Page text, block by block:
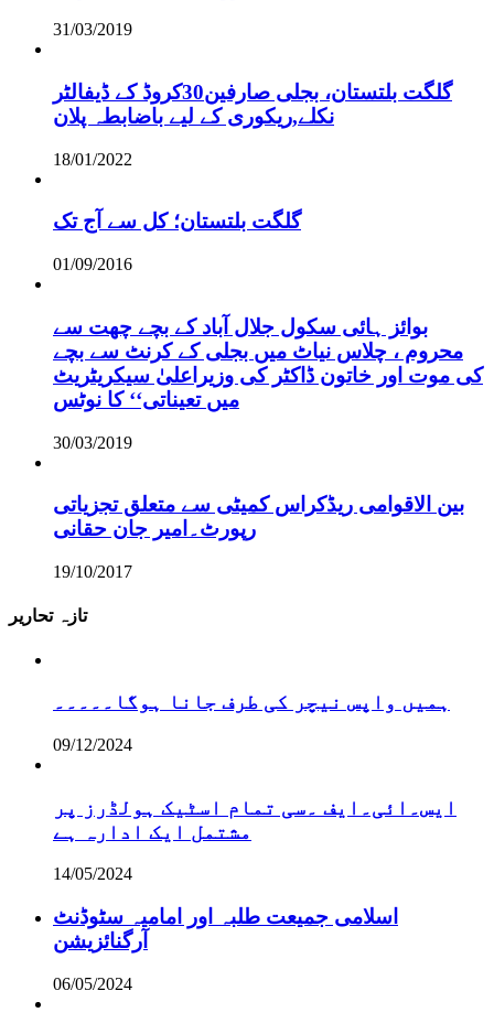
31/03/2019
گلگت بلتستان، بجلی صارفین30کروڈ کے ڈیفالٹر
نکلے,ریکوری کے لیے باضابطہ پلان
18/01/2022
گلگت بلتستان؛ کل سے آج تک
01/09/2016
بوائز ہائی سکول جلال آباد کے بچے چھت سے
محروم ، چلاس نیاٹ میں بجلی کے کرنٹ سے بچے
کی موت اور خاتون ڈاکٹر کی وزیراعلیٰ سیکریٹریٹ
میں تعیناتی‘‘ کا نوٹس
30/03/2019
بین الاقوامی ریڈکراس کمیٹی سے متعلق تجزیاتی
رپورٹ۔امیر جان حقانی
19/10/2017
تازہ تحاریر
ہمیں واپس نیچر کی طرف جانا ہوگا۔۔۔۔۔
09/12/2024
ایس۔ائی۔ایف ۔سی تمام اسٹیک ہولڈرز پر
مشتمل ایک ادارہ ہے
14/05/2024
اسلامی جمیعت طلبہ اور امامیہ سٹوڈنٹ
آرگنائزیشن
06/05/2024